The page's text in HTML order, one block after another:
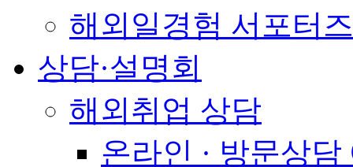
해외일경험 서포터
상담·설명회
해외취업 상담
온라인 · 방문상담